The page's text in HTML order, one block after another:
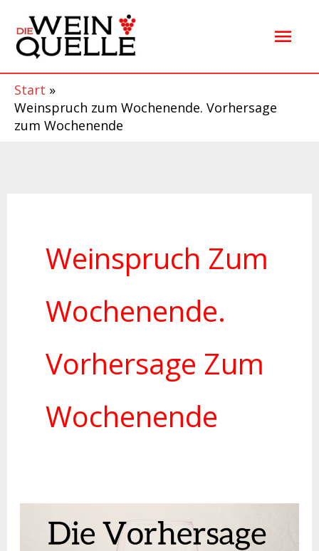
Inhalt
springen
Start
Weinspruch zum Wochenende. Vorhersage
zum Wochenende
Weinspruch Zum
Wochenende.
Vorhersage Zum
Wochenende